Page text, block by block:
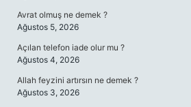
Avrat olmuş ne demek ?
Ağustos 5, 2026
Açılan telefon iade olur mu ?
Ağustos 4, 2026
Allah feyzini artırsın ne demek ?
Ağustos 3, 2026